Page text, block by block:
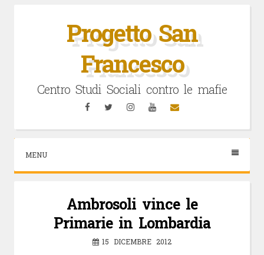
Progetto San
Francesco
Centro Studi Sociali contro le mafie
FacebookTwitterInstagramYouTubeEmail
MENU
Ambrosoli vince le
Primarie in Lombardia
15 DICEMBRE 2012